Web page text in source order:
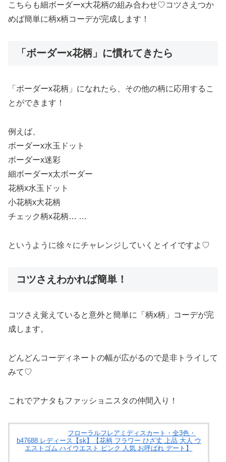
こちらも細ボーダーx大花柄の組み合わせ♡コツさえつか
めば簡単に柄x柄コーデが完成します！
「ボーダーx花柄」に慣れてきたら
「ボーダーx花柄」になれたら、その他の柄に応用するこ
とができます！
例えば、
ボーダーx水玉ドット
ボーダーx迷彩
細ボーダーx太ボーダー
花柄x水玉ドット
小花柄x大花柄
チェック柄x花柄… …
というように徐々にチャレンジしていくとイイですよ♡
コツさえわかれば簡単！
コツさえ覚えていると意外と簡単に「柄x柄」コーデが完
成します。
どんどんコーディネートの幅が広がるので是非トライして
みて♡
これでアナタもファッショニスタの仲間入り！
フローラルフレアミディスカート・全3色・
b47688 レディース【sk】【花柄 フラワー ひざ丈 上品 大人 ウ
エストゴム ハイウエスト ピンク 人気 お呼ばれ デート】